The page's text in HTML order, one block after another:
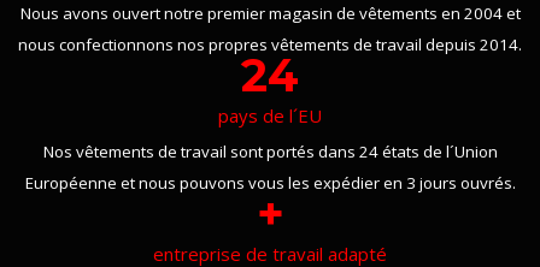
Nous avons ouvert notre premier magasin de vêtements en 2004 et
nous confectionnons nos propres vêtements de travail depuis 2014.
24
pays de l´EU
Nos vêtements de travail sont portés dans 24 états de l´Union
Européenne et nous pouvons vous les expédier en 3 jours ouvrés.
+
entreprise de travail adapté